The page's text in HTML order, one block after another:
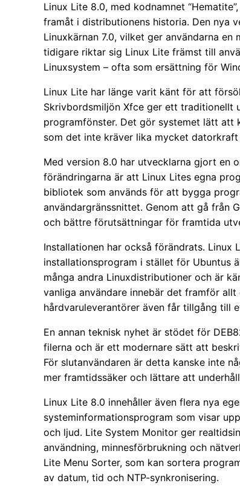
Linux Lite 8.0, med kodnamnet
framåt i distributionens historia. Den nya
Linuxkärnan 7.0, vilket ger användarna
tidigare riktar sig Linux Lite främst till
Linuxsystem – ofta som ersättning för
Linux Lite har länge varit känt för att
Skrivbordsmiljön Xfce ger ett traditionellt
programfönster. Det gör systemet lätt att
som det inte kräver lika mycket
Med version 8.0 har utvecklarna gjort en
förändringarna är att Linux Lites egna
bibliotek som används för att bygga
användargränssnittet. Genom att gå från
och bättre förutsättningar för framtida
Installationen har också förändrats. Linux
installationsprogram i stället för Ubuntus
många andra Linuxdistributioner och är
vanliga användare innebär det framför
hårdvaruleverantörer även får tillgång till
En annan teknisk nyhet är stödet för
filerna och är ett modernare sätt att
För slutanvändaren är detta kanske inte
mer framtidssäker och lättare att
Linux Lite 8.0 innehåller även flera nya
systeminformationsprogram som visar
och ljud. Lite System Monitor ger
användning, minnesförbrukning och
Lite Menu Sorter, som kan sortera
av datum, tid och NTP-synkronisering.